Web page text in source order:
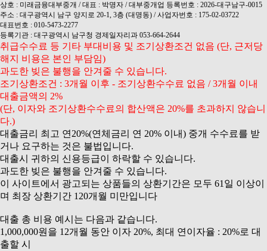
상호 : 미래금융대부중개 / 대표 : 박명자 / 대부중개업 등록번호 : 2026-대구남구-0015
주소 : 대구광역시 남구 양지로 20-1, 3층 (대명동) / 사업자번호 : 175-02-03722
대표번호 : 010-5473-2277
등록기관 : 대구광역시 남구청 경제일자리과 053-664-2644
취급수수료 등 기타 부대비용 및 조기상환조건 없음 (단, 근저당
해지 비용은 본인 부담임)
과도한 빚은 불행을 안겨줄 수 있습니다.
조기상환조건 : 3개월 이후 - 조기상환수수료 없음 / 3개월 이내
대출금액의 2%
(단, 이자와 조기상환수수료의 합산액은 20%를 초과하지 않습니
다.)
대출금리 최고 연20%(연체금리 연 20% 이내) 중개 수수료를 받
거나 요구하는 것은 불법입니다.
대출시 귀하의 신용등급이 하락할 수 있습니다.
과도한 빚은 불행을 안겨줄 수 있습니다.
이 사이트에서 광고되는 상품들의 상환기간은 모두 61일 이상이
며 최장 상환기간 120개월 미만입니다
대출 총 비용 예시는 다음과 같습니다.
1,000,000원을 12개월 동안 이자 20%, 최대 연이자율 : 20%로 대
출할 시